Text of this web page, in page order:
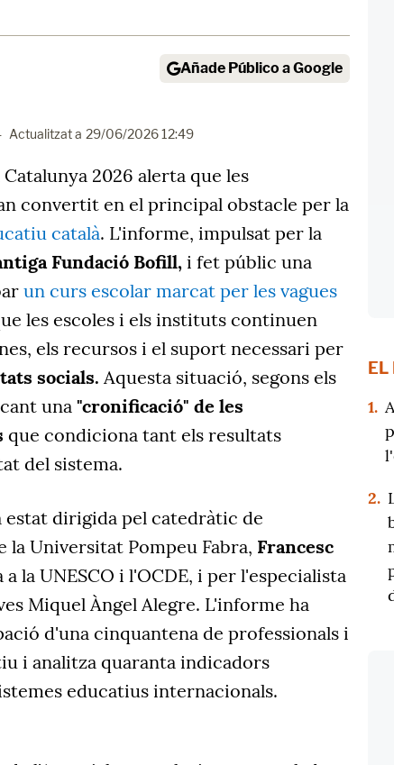
Añade Público a Google
Actualitzat a 29/06/2026 12:49
2026 alerta que les
convertit en el principal obstacle per la
català. L'informe, impulsat per la
Fundació Bofill, i fet públic una
un curs escolar marcat per les vagues
les escoles i els instituts continuen
els recursos i el suport necessari per
socials. Aquesta situació, segons els
una "cronificació" de les
que condiciona tant els resultats
del sistema.
estat dirigida pel catedràtic de
la Universitat Pompeu Fabra, Francesc
la UNESCO i l'OCDE, i per l'especialista
Miquel Àngel Alegre. L'informe ha
d'una cinquantena de professionals i
i analitza quaranta indicadors
educatius internacionals.
1.
2.